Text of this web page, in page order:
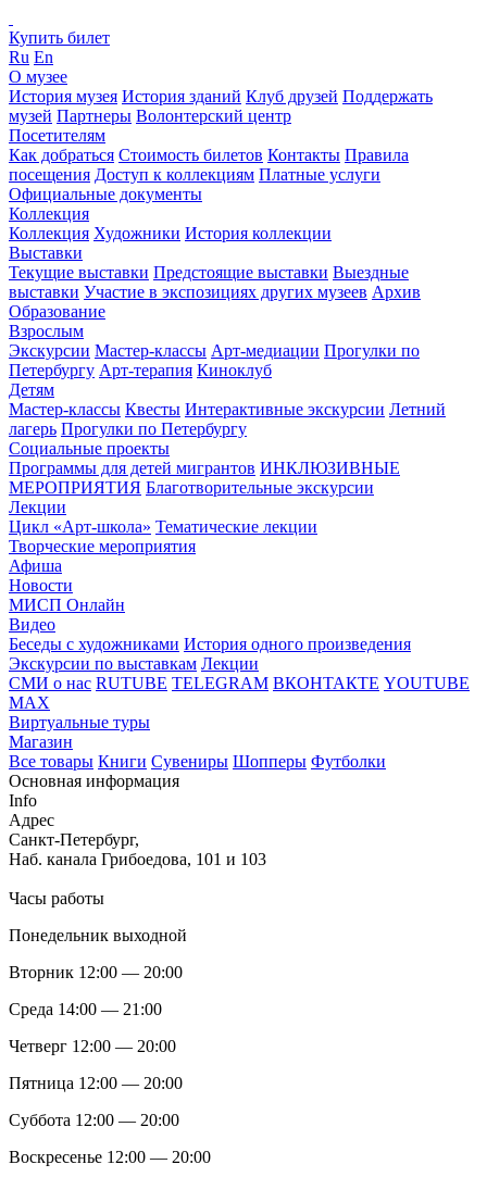
Купить билет
Ru En
О музее
История музея История зданий Клуб друзей Поддержать
музей Партнеры Волонтерский центр
Посетителям
Как добраться Стоимость билетов Контакты Правила
посещения Доступ к коллекциям Платные услуги
Официальные документы
Коллекция
Коллекция Художники История коллекции
Выставки
Текущие выставки Предстоящие выставки Выездные
выставки Участие в экспозициях других музеев Архив
Образование
Взрослым
Экскурсии Мастер-классы Арт-медиации Прогулки по
Петербургу Арт-терапия Киноклуб
Детям
Мастер-классы Квесты Интерактивные экскурсии Летний
лагерь Прогулки по Петербургу
Социальные проекты
Программы для детей мигрантов ИНКЛЮЗИВНЫЕ
МЕРОПРИЯТИЯ Благотворительные экскурсии
Лекции
Цикл «Арт-школа» Тематические лекции
Творческие мероприятия
Афиша
Новости
МИСП Онлайн
Видео
Беседы с художниками История одного произведения
Экскурсии по выставкам Лекции
СМИ о нас RUTUBE TELEGRAM ВКОНТАКТЕ YOUTUBE
MAX
Виртуальные туры
Магазин
Все товары Книги Сувениры Шопперы Футболки
Основная информация
Info
Адрес
Санкт-Петербург,
Наб. канала Грибоедова, 101 и 103
Часы работы
Понедельник выходной
Вторник 12:00 — 20:00
Среда 14:00 — 21:00
Четверг 12:00 — 20:00
Пятница 12:00 — 20:00
Суббота 12:00 — 20:00
Воскресенье 12:00 — 20:00